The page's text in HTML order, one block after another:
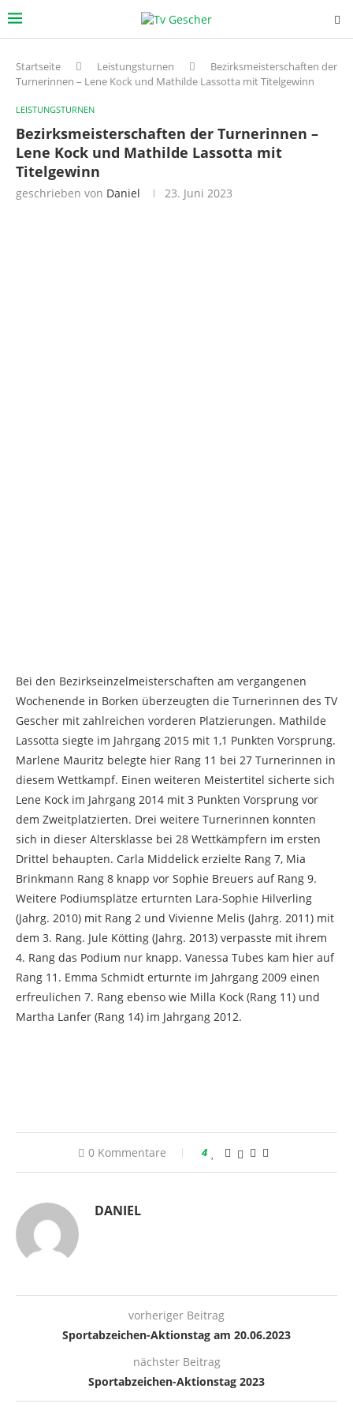
Startseite Leistungsturnen
Bezirksmeisterschaften der
Turnerinnen – Lene Kock und Mathilde Lassotta mit Titelgewinn
LEISTUNGSTURNEN
Bezirksmeisterschaften der Turnerinnen –
Lene Kock und Mathilde Lassotta mit
Titelgewinn
geschrieben von Daniel 23. Juni 2023
Bei den Bezirkseinzelmeisterschaften am vergangenen
Wochenende in Borken überzeugten die Turnerinnen des TV
Gescher mit zahlreichen vorderen Platzierungen. Mathilde
Lassotta siegte im Jahrgang 2015 mit 1,1 Punkten Vorsprung.
Marlene Mauritz belegte hier Rang 11 bei 27 Turnerinnen in
diesem Wettkampf. Einen weiteren Meistertitel sicherte sich
Lene Kock im Jahrgang 2014 mit 3 Punkten Vorsprung vor
dem Zweitplatzierten. Drei weitere Turnerinnen konnten
sich in dieser Altersklasse bei 28 Wettkämpfern im ersten
Drittel behaupten. Carla Middelick erzielte Rang 7, Mia
Brinkmann Rang 8 knapp vor Sophie Breuers auf Rang 9.
Weitere Podiumsplätze erturnten Lara-Sophie Hilverling
(Jahrg. 2010) mit Rang 2 und Vivienne Melis (Jahrg. 2011) mit
dem 3. Rang. Jule Kötting (Jahrg. 2013) verpasste mit ihrem
4. Rang das Podium nur knapp. Vanessa Tubes kam hier auf
Rang 11. Emma Schmidt erturnte im Jahrgang 2009 einen
erfreulichen 7. Rang ebenso wie Milla Kock (Rang 11) und
Martha Lanfer (Rang 14) im Jahrgang 2012.
0 Kommentare 4
DANIEL
vorheriger Beitrag
Sportabzeichen-Aktionstag am 20.06.2023
nächster Beitrag
Sportabzeichen-Aktionstag 2023